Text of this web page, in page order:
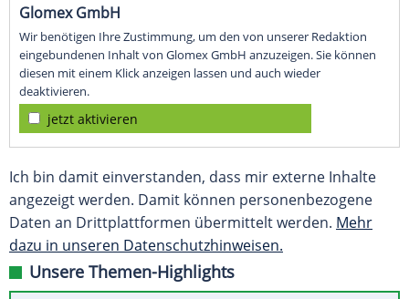
Glomex GmbH
Wir benötigen Ihre Zustimmung, um den von unserer Redaktion
eingebundenen Inhalt von Glomex GmbH anzuzeigen. Sie können
diesen mit einem Klick anzeigen lassen und auch wieder
deaktivieren.
jetzt aktivieren
Ich bin damit einverstanden, dass mir externe Inhalte
angezeigt werden. Damit können personenbezogene
Daten an Drittplattformen übermittelt werden. Mehr
dazu in unseren Datenschutzhinweisen.
Unsere Themen-Highlights